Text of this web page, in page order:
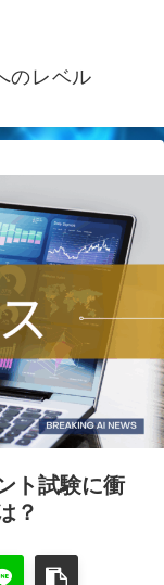
のレベル
ト試験に衝
？